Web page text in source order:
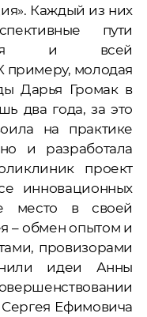
Каждый из них
пути
и всей
примеру, молодая
Дарья Громак в
два года, за это
на практике
и разработала
проект
инновационных
место в своей
– обмен опытом и
провизорами
идеи Анны
Ефимовича